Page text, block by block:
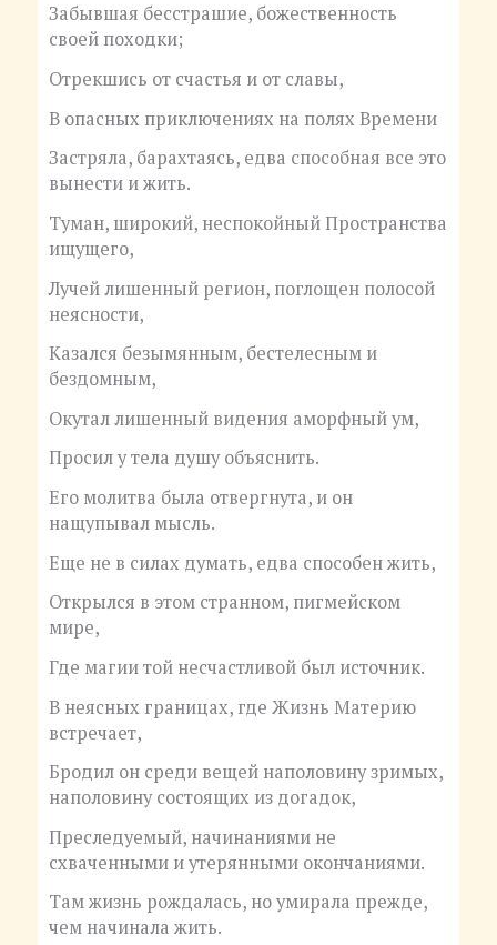
Забывшая бесстрашие, божественность
своей походки;
Отрекшись от счастья и от славы,
В опасных приключениях на полях Времени
Застряла, барахтаясь, едва способная все это
вынести и жить.
Туман, широкий, неспокойный Пространства
ищущего,
Лучей лишенный регион, поглощен полосой
неясности,
Казался безымянным, бестелесным и
бездомным,
Окутал лишенный видения аморфный ум,
Просил у тела душу объяснить.
Его молитва была отвергнута, и он
нащупывал мысль.
Еще не в силах думать, едва способен жить,
Открылся в этом странном, пигмейском
мире,
Где магии той несчастливой был источник.
В неясных границах, где Жизнь Материю
встречает,
Бродил он среди вещей наполовину зримых,
наполовину состоящих из догадок,
Преследуемый, начинаниями не
схваченными и утерянными окончаниями.
Там жизнь рождалась, но умирала прежде,
чем начинала жить.